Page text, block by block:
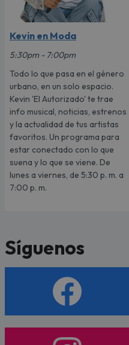
Kevin en Moda
5:30pm - 7:00pm
Todo lo que pasa en el género
urbano, en un solo espacio.
Kevin 'El Autorizado' te trae
info musical, noticias, estrenos
y la actualidad de tus artistas
favoritos. Un programa para
estar conectado con lo que
suena y lo que se viene. De
lunes a viernes, de 5:30 p. m. a
7:00 p. m.
Síguenos